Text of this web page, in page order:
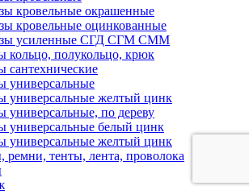
кровельные окрашенные
кровельные оцинкованные
усиленные СГД СГМ СММ
полукольцо, крюк
универсальные
универсальные желтый цинк
по дереву
универсальные белый цинк
универсальные желтый цинк
ремни, тенты, лента, проволока